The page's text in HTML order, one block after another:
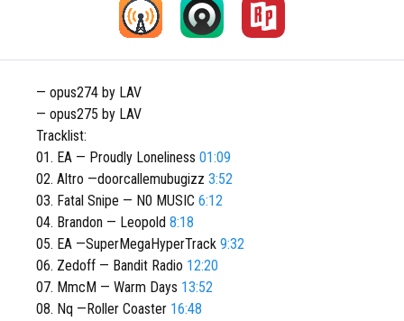
— opus274 by LAV
— opus275 by LAV
Tracklist:
01. EA — Proudly Loneliness 01:09
02. Altro —doorcallemubugizz 3:52
03. Fatal Snipe — N0 MUSIC 6:12
04. Brandon — Leopold 8:18
05. EA —SuperMegaHyperTrack 9:32
06. Zedoff — Bandit Radio 12:20
07. MmcM — Warm Days 13:52
08. Nq —Roller Coaster 16:48